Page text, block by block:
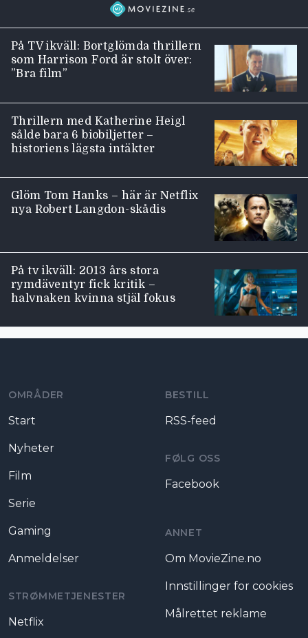
På TV ikväll: Bortglömda thrillern
som Harrison Ford är stolt över:
”Bra film”
Thrillern med Katherine Heigl
sålde bara 6 biobiljetter –
historiens lägsta intäkter
Glöm Tom Hanks – här är Netflix
nya Robert Langdon-skådis
På tv ikväll: 2013 års stora
rymdäventyr fick kritik –
halvnaken kvinna stjäl fokus
OMRÅDER
Start
Nyheter
Film
Serie
Gaming
Anmeldelser
STRØMMETJENESTER
Netflix
BESTILL
RSS-feed
FØLG OSS
Facebook
ANNET
Om MovieZine.no
Innstillinger for cookies
Målrettet reklame